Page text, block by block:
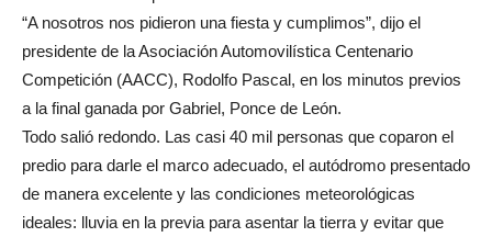
“A nosotros nos pidieron una fiesta y cumplimos”, dijo el
presidente de la Asociación Automovilística Centenario
Competición (AACC), Rodolfo Pascal, en los minutos previos
a la final ganada por Gabriel, Ponce de León.
Todo salió redondo. Las casi 40 mil personas que coparon el
predio para darle el marco adecuado, el autódromo presentado
de manera excelente y las condiciones meteorológicas
ideales: lluvia en la previa para asentar la tierra y evitar que